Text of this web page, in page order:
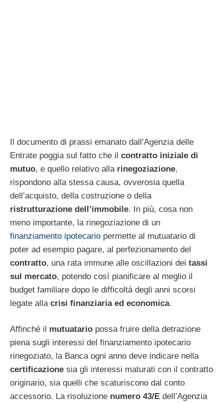
Il documento di prassi emanato dall’Agenzia delle
Entrate poggia sul fatto che il contratto iniziale di
mutuo, e quello relativo alla rinegoziazione,
rispondono alla stessa causa, ovverosia quella
dell’acquisto, della costruzione o della
ristrutturazione dell’immobile. In più, cosa non
meno importante, la rinegoziazione di un
finanziamento ipotecario permette al mutuatario di
poter ad esempio pagare, al perfezionamento del
contratto, una rata immune alle oscillazioni dei tassi
sul mercato, potendo così pianificare al meglio il
budget familiare dopo le difficoltà degli anni scorsi
legate alla crisi finanziaria ed economica.
Affinché il mutuatario possa fruire della detrazione
piena sugli interessi del finanziamento ipotecario
rinegoziato, la Banca ogni anno deve indicare nella
certificazione sia gli interessi maturati con il contratto
originario, sia quelli che scaturiscono dal conto
accessorio. La risoluzione numero 43/E dell’Agenzia